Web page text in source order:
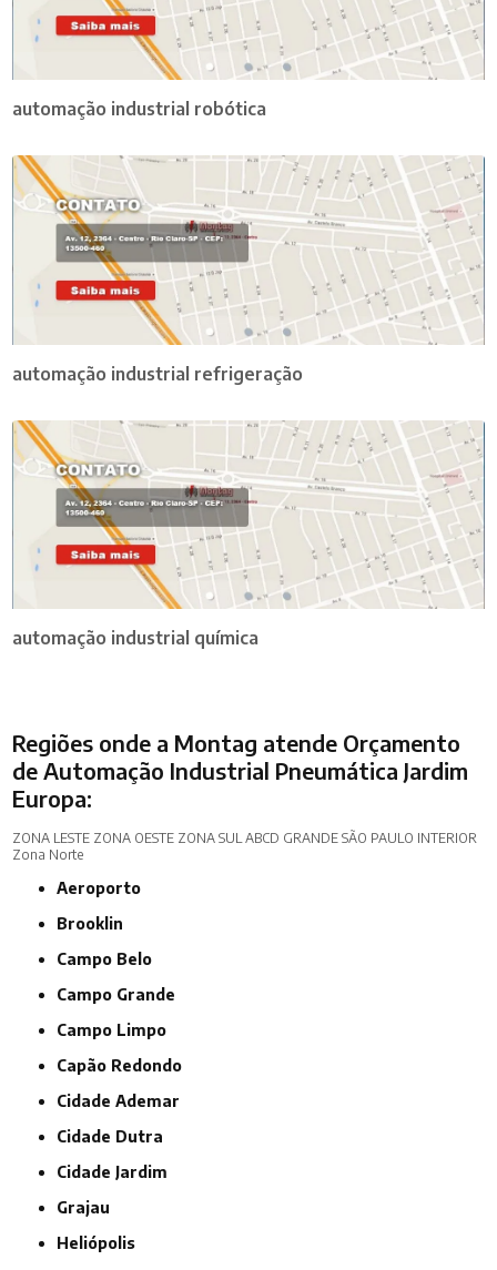
automação industrial robótica
automação industrial refrigeração
automação industrial química
Regiões onde a Montag atende Orçamento
de Automação Industrial Pneumática Jardim
Europa:
ZONA LESTE ZONA OESTE ZONA SUL ABCD GRANDE SÃO PAULO INTERIOR
Zona Norte
Aeroporto
Brooklin
Campo Belo
Campo Grande
Campo Limpo
Capão Redondo
Cidade Ademar
Cidade Dutra
Cidade Jardim
Grajau
Heliópolis